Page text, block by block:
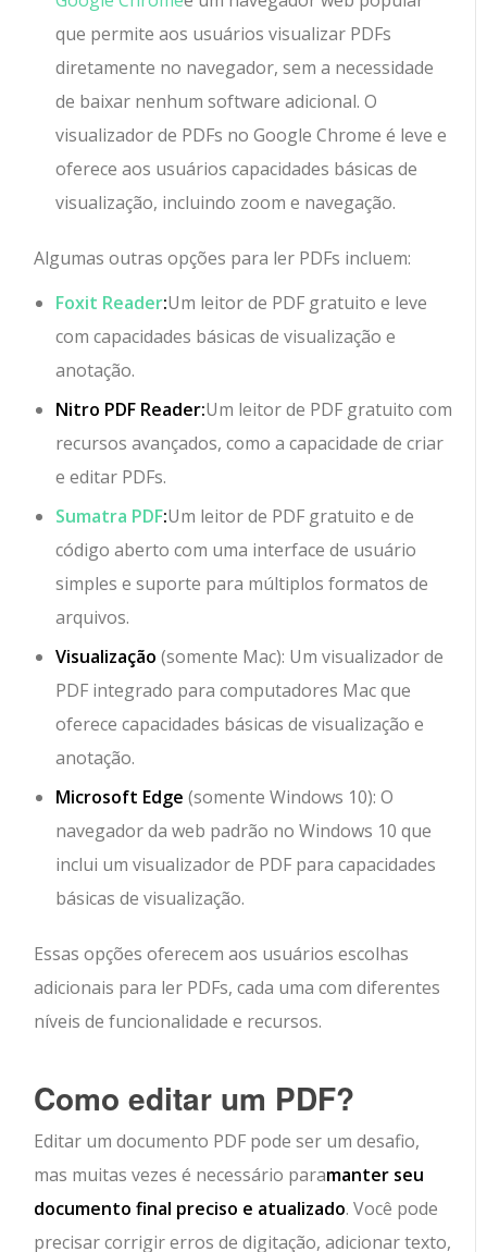
que permite aos usuários visualizar PDFs
diretamente no navegador, sem a necessidade
de baixar nenhum software adicional. O
visualizador de PDFs no Google Chrome é leve e
oferece aos usuários capacidades básicas de
visualização, incluindo zoom e navegação.
Algumas outras opções para ler PDFs incluem:
Foxit Reader:Um leitor de PDF gratuito e leve
com capacidades básicas de visualização e
anotação.
Nitro PDF Reader:Um leitor de PDF gratuito com
recursos avançados, como a capacidade de criar
e editar PDFs.
Sumatra PDF:Um leitor de PDF gratuito e de
código aberto com uma interface de usuário
simples e suporte para múltiplos formatos de
arquivos.
Visualização (somente Mac): Um visualizador de
PDF integrado para computadores Mac que
oferece capacidades básicas de visualização e
anotação.
Microsoft Edge (somente Windows 10): O
navegador da web padrão no Windows 10 que
inclui um visualizador de PDF para capacidades
básicas de visualização.
Essas opções oferecem aos usuários escolhas
adicionais para ler PDFs, cada uma com diferentes
níveis de funcionalidade e recursos.
Como editar um PDF?
Editar um documento PDF pode ser um desafio,
mas muitas vezes é necessário paramanter seu
documento final preciso e atualizado. Você pode
precisar corrigir erros de digitação, adicionar texto,